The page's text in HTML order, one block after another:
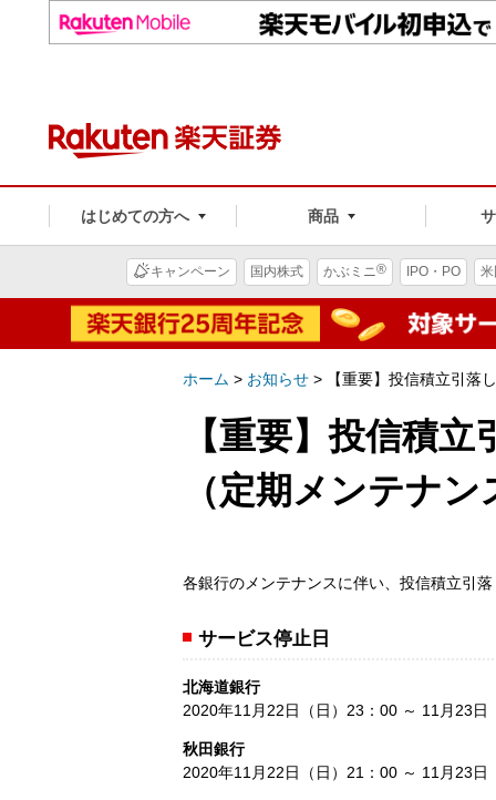
はじめての方へ 商品
キャンペーン 国内株式 かぶミニ® IPO・PO
ホーム > お知らせ > 【重要】投信積立引落
【重要】投信積
（定期メンテナン
各銀行のメンテナンスに伴い、投信積立引
サービス停止日
北海道銀行
2020年11月22日（日）23：00 ～ 11月23日
秋田銀行
2020年11月22日（日）21：00 ～ 11月23日